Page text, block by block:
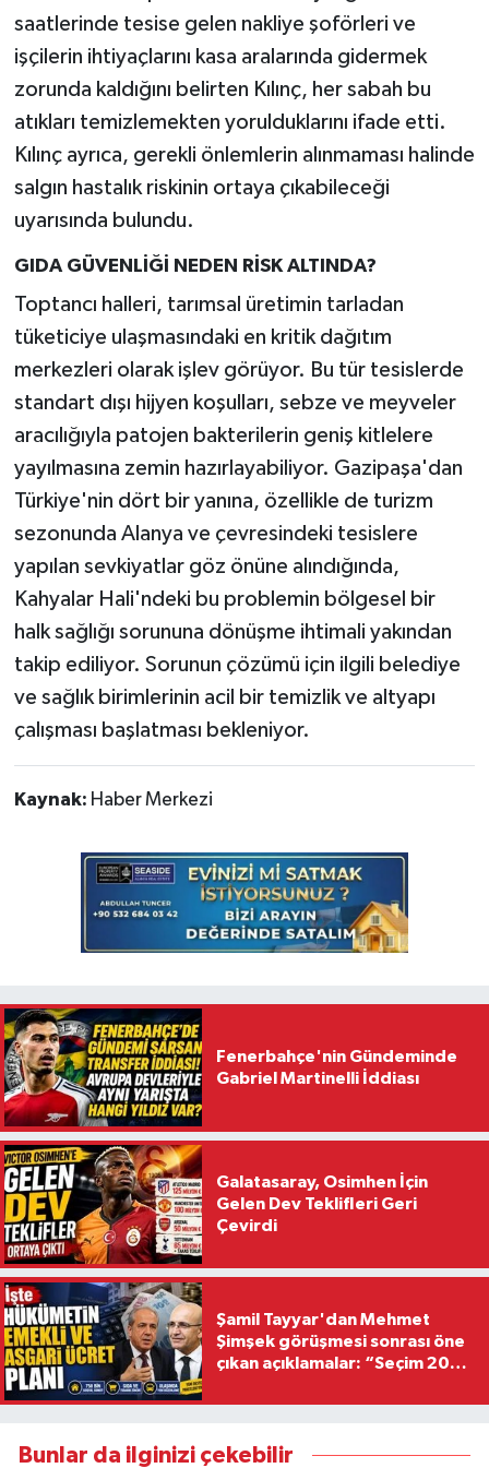
saatlerinde tesise gelen nakliye şoförleri ve
işçilerin ihtiyaçlarını kasa aralarında gidermek
zorunda kaldığını belirten Kılınç, her sabah bu
atıkları temizlemekten yorulduklarını ifade etti.
Kılınç ayrıca, gerekli önlemlerin alınmaması halinde
salgın hastalık riskinin ortaya çıkabileceği
uyarısında bulundu.
GIDA GÜVENLİĞİ NEDEN RİSK ALTINDA?
Toptancı halleri, tarımsal üretimin tarladan
tüketiciye ulaşmasındaki en kritik dağıtım
merkezleri olarak işlev görüyor. Bu tür tesislerde
standart dışı hijyen koşulları, sebze ve meyveler
aracılığıyla patojen bakterilerin geniş kitlelere
yayılmasına zemin hazırlayabiliyor. Gazipaşa'dan
Türkiye'nin dört bir yanına, özellikle de turizm
sezonunda Alanya ve çevresindeki tesislere
yapılan sevkiyatlar göz önüne alındığında,
Kahyalar Hali'ndeki bu problemin bölgesel bir
halk sağlığı sorununa dönüşme ihtimali yakından
takip ediliyor. Sorunun çözümü için ilgili belediye
ve sağlık birimlerinin acil bir temizlik ve altyapı
çalışması başlatması bekleniyor.
Kaynak: Haber Merkezi
Fenerbahçe'nin Gündeminde
Gabriel Martinelli İddiası
Galatasaray, Osimhen İçin
Gelen Dev Teklifleri Geri
Çevirdi
Şamil Tayyar'dan Mehmet
Şimşek görüşmesi sonrası öne
çıkan açıklamalar: “Seçim 2028
Bunlar da ilginizi çekebilir